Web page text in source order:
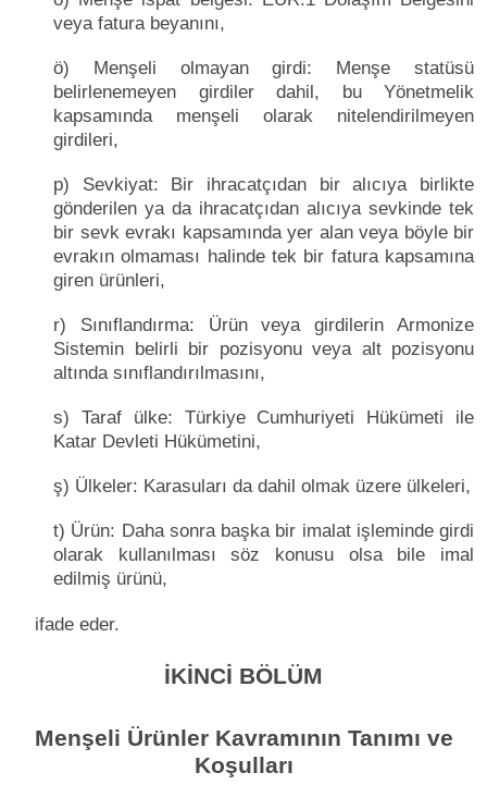
veya fatura beyanını,
ö) Menşeli olmayan girdi: Menşe statüsü
belirlenemeyen girdiler dahil, bu Yönetmelik
kapsamında menşeli olarak nitelendirilmeyen
girdileri,
p) Sevkiyat: Bir ihracatçıdan bir alıcıya birlikte
gönderilen ya da ihracatçıdan alıcıya sevkinde tek
bir sevk evrakı kapsamında yer alan veya böyle bir
evrakın olmaması halinde tek bir fatura kapsamına
giren ürünleri,
r) Sınıflandırma: Ürün veya girdilerin Armonize
Sistemin belirli bir pozisyonu veya alt pozisyonu
altında sınıflandırılmasını,
s) Taraf ülke: Türkiye Cumhuriyeti Hükümeti ile
Katar Devleti Hükümetini,
ş) Ülkeler: Karasuları da dahil olmak üzere ülkeleri,
t) Ürün: Daha sonra başka bir imalat işleminde girdi
olarak kullanılması söz konusu olsa bile imal
edilmiş ürünü,
ifade eder.
İKİNCİ BÖLÜM
Menşeli Ürünler Kavramının Tanımı ve
Koşulları